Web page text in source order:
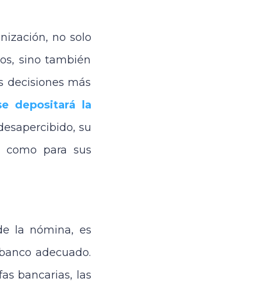
no solo
sino también
decisiones más
depositará la
su
como para sus
la nómina, es
adecuado.
bancarias, las